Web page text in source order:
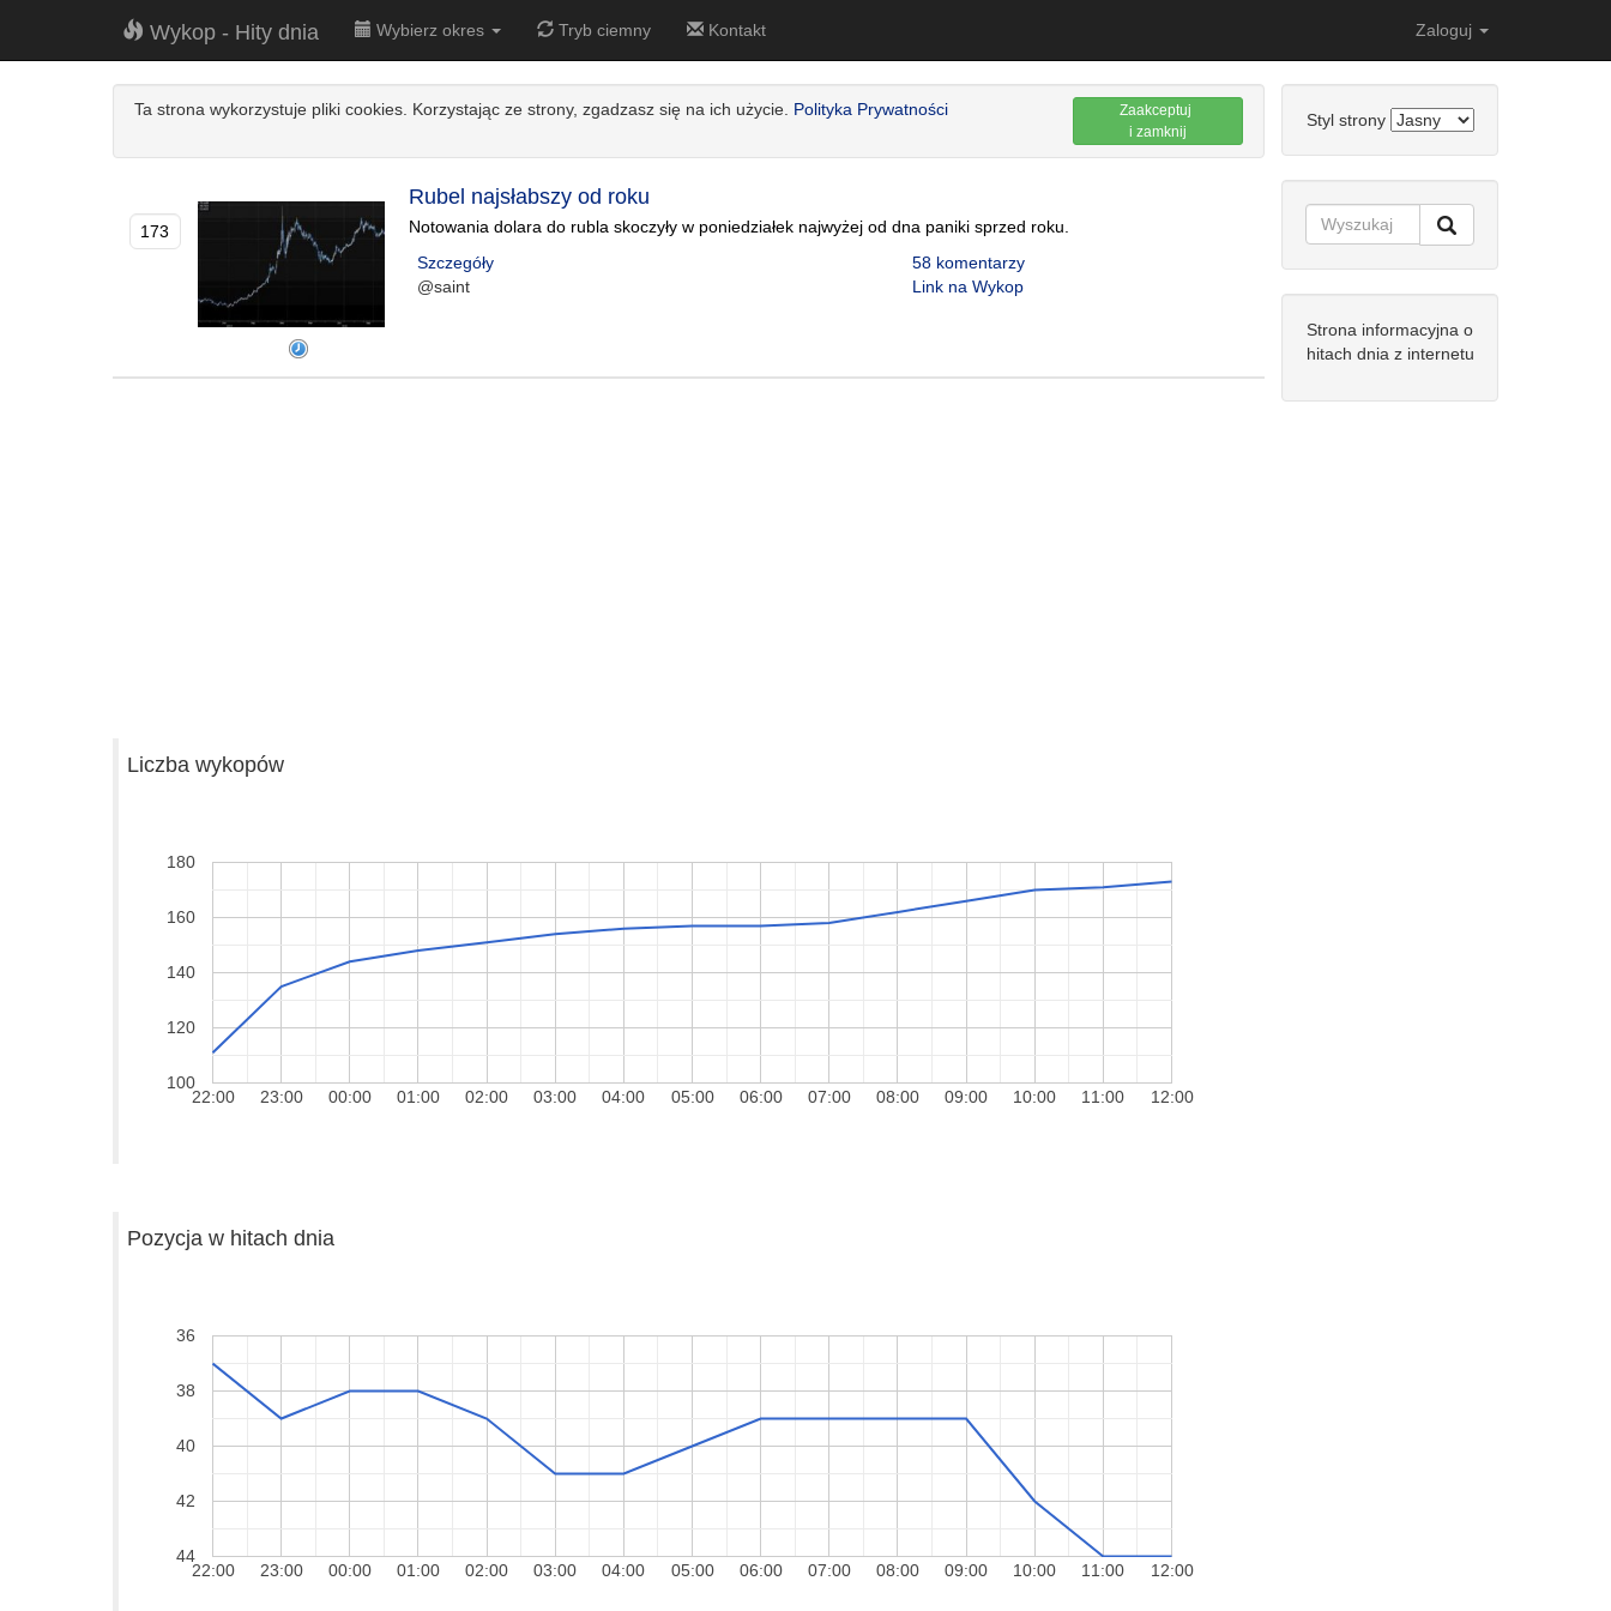
Wykop - Hity dnia Wybierz okres Tryb ciemny Kontakt Zaloguj
Ta strona wykorzystuje pliki cookies. Korzystając ze strony, zgadzasz się na ich użycie. Polityka Prywatności
Zaakceptuj
i zamknij
173
Rubel najsłabszy od roku
Notowania dolara do rubla skoczyły w poniedziałek najwyżej od dna paniki sprzed roku.
Szczegóły
@saint
58 komentarzy
Link na Wykop
Liczba wykopów
22:00 23:00 00:00 01:00 02:00 03:00 04:00 05:00 06:00 07:00 08:00 09:00 10:00 11:00 12:00
100
120
140
160
180
Pozycja w hitach dnia
22:00 23:00 00:00 01:00 02:00 03:00 04:00 05:00 06:00 07:00 08:00 09:00 10:00 11:00 12:00
36
38
40
42
44
Styl strony
Strona informacyjna o
hitach dnia z internetu